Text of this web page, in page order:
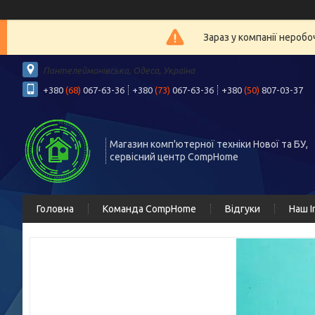
Зараз у компанії
Пантелеймонівська, Одеса, Україна
+380 (68) 067-63-36 +380 (73) 067-63-36 +380 (50) 807-03-37
Магазин комп'ютерної техніки Нової та БУ,
сервісний центр CompHome
Головна Команда CompHome Відгуки Наш